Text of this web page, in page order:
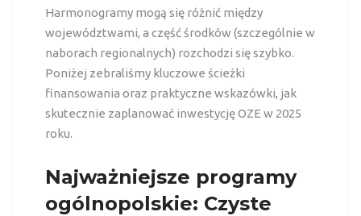
Harmonogramy mogą się różnić między
województwami, a część środków (szczególnie w
naborach regionalnych) rozchodzi się szybko.
Poniżej zebraliśmy kluczowe ścieżki
finansowania oraz praktyczne wskazówki, jak
skutecznie zaplanować inwestycję OZE w 2025
roku.
Najważniejsze programy
ogólnopolskie: Czyste